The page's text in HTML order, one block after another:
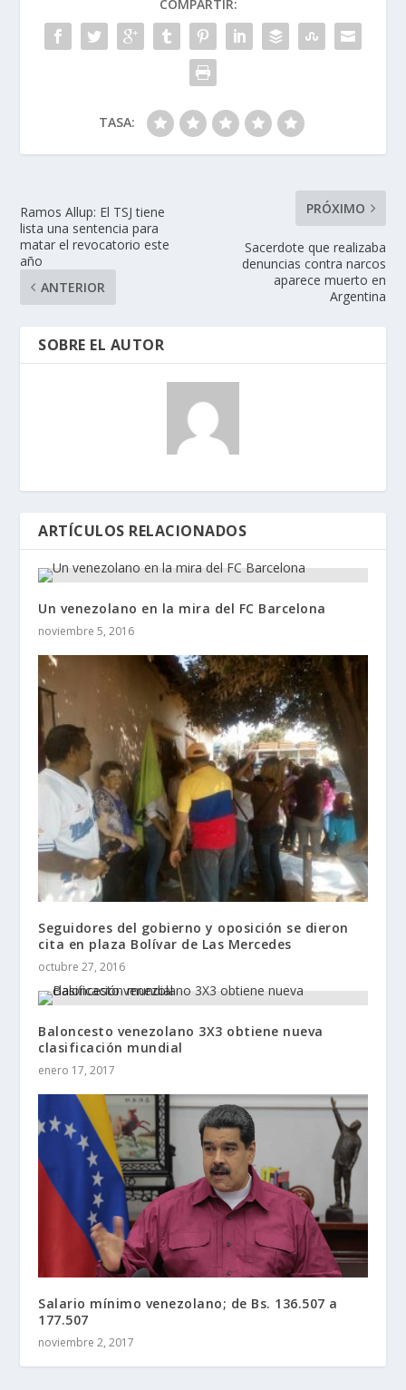
COMPARTIR:
TASA:
Ramos Allup: El TSJ tiene
lista una sentencia para
matar el revocatorio este
año
ANTERIOR
PRÓXIMO
Sacerdote que realizaba
denuncias contra narcos
aparece muerto en
Argentina
SOBRE EL AUTOR
ARTÍCULOS RELACIONADOS
Un venezolano en la mira del FC Barcelona
noviembre 5, 2016
Seguidores del gobierno y oposición se dieron
cita en plaza Bolívar de Las Mercedes
octubre 27, 2016
Baloncesto venezolano 3X3 obtiene nueva
clasificación mundial
enero 17, 2017
Salario mínimo venezolano; de Bs. 136.507 a
177.507
noviembre 2, 2017